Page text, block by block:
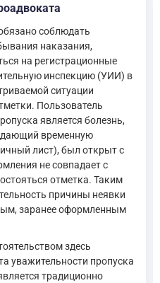
соблюдать
наказания,
на регистрационные
инспекцию (УИИ) в
ситуации
Пользователь
является болезнь,
временную
лист), был открыт с
не совпадает с
отметка. Таким
причины неявки
заранее оформленным
здесь
уважительности пропуска
традиционно